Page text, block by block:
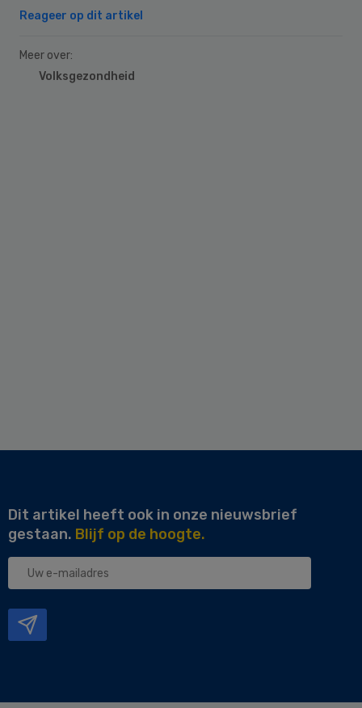
Reageer op dit artikel
Meer over:
Volksgezondheid
Dit artikel heeft ook in onze nieuwsbrief
gestaan. Blijf op de hoogte.
Uw